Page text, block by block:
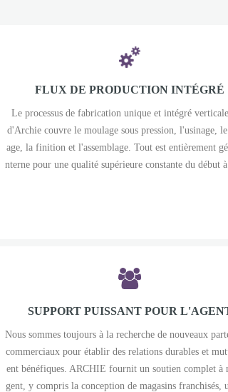
FLUX DE PRODUCTION INTÉGRÉ
Le processus de fabrication unique et intégré
d'Archie couvre le moulage sous pression, l'usinage,
age, la finition et l'assemblage. Tout est entièrement
nterne pour une qualité supérieure constante du début
SUPPORT PUISSANT POUR
Nous sommes toujours à la recherche de nouveaux
commerciaux pour établir des relations durables et
ent bénéfiques. ARCHIE fournit un soutien complet à
gent, y compris la conception de magasins franchisés,